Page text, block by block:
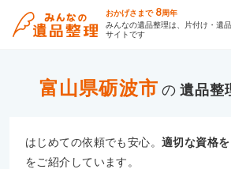
おかげさまで 8周年
みんなの遺品整理は、片付け・遺
サイトです
富山県砺波市 の 遺品整
はじめての依頼でも安心。適切な資格
をご紹介しています。